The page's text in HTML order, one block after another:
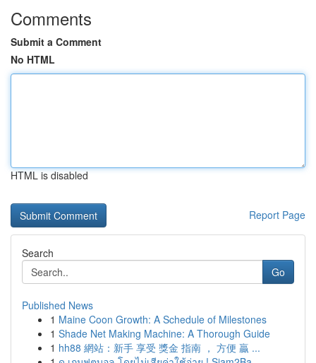
Comments
Submit a Comment
No HTML
HTML is disabled
Report Page
Search
Go
Published News
1 Maine Coon Growth: A Schedule of Milestones
1 Shade Net Making Machine: A Thorough Guide
1 hh88 網站：新手 享受 獎金 指南 ， 方便 贏 ...